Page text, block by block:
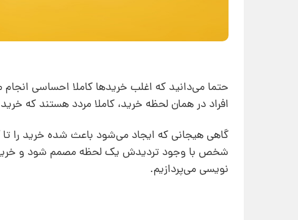
حتما می‌دانید که اغلب خریدها کاملا احساسی
افراد در همان لحظه خرید، کاملا مردد هستند که
گاهی هیجانی که ایجاد می‌شود باعث شده خرید را
نویسی می‌پردازیم.